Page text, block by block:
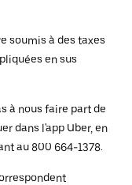
soumis à des taxes
en sus
à nous faire part de
dans l'app Uber, en
au 800 664-1378.